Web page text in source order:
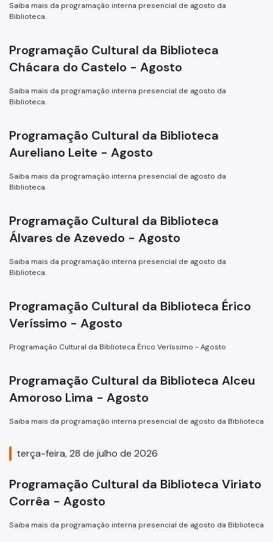
Saiba mais da programação interna presencial de agosto da
Biblioteca.
Programação Cultural da Biblioteca
Chácara do Castelo - Agosto
Saiba mais da programação interna presencial de agosto da
Biblioteca.
Programação Cultural da Biblioteca
Aureliano Leite - Agosto
Saiba mais da programação interna presencial de agosto da
Biblioteca.
Programação Cultural da Biblioteca
Álvares de Azevedo - Agosto
Saiba mais da programação interna presencial de agosto da
Biblioteca.
Programação Cultural da Biblioteca Érico
Veríssimo - Agosto
Programação Cultural da Biblioteca Érico Veríssimo - Agosto
Programação Cultural da Biblioteca Alceu
Amoroso Lima - Agosto
Saiba mais da programação interna presencial de agosto da Biblioteca
terça-feira, 28 de julho de 2026
Programação Cultural da Biblioteca Viriato
Corrêa - Agosto
Saiba mais da programação interna presencial de agosto da Biblioteca